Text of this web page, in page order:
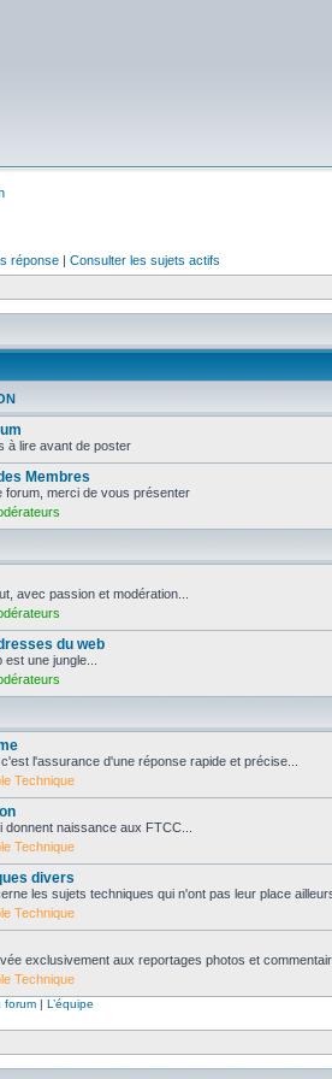
réponse | Consulter les sujets actifs
à lire avant de poster
Membres
forum, merci de vous présenter
avec passion et modération...
du web
une jungle...
l'assurance d'une réponse rapide et précise...
Technique
donnent naissance aux FTCC...
Technique
divers
les sujets techniques qui n'ont pas leur place
Technique
exclusivement aux reportages photos et
Technique
forum | L’équipe